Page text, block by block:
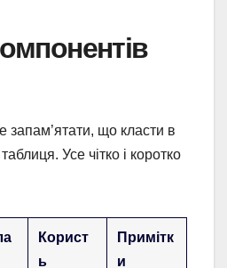
що класти в
Усе чітко і коротко
Корист
ь
Примітк
и